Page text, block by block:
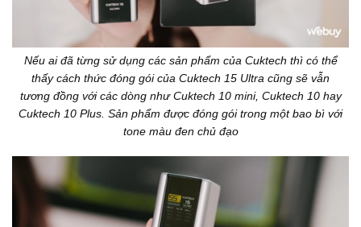
Nếu ai đã từng sử dụng các sản phẩm của Cuktech thì có thể
thấy cách thức đóng gói của Cuktech 15 Ultra cũng sẽ vẫn
tương đồng với các dòng như Cuktech 10 mini, Cuktech 10 hay
Cuktech 10 Plus. Sản phẩm được đóng gói trong một bao bì với
tone màu đen chủ đạo